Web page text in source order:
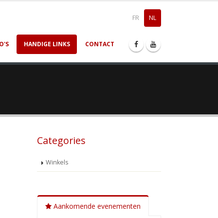
FR NL
HANDIGE LINKS CONTACT
Categories
Winkels
Aankomende evenementen